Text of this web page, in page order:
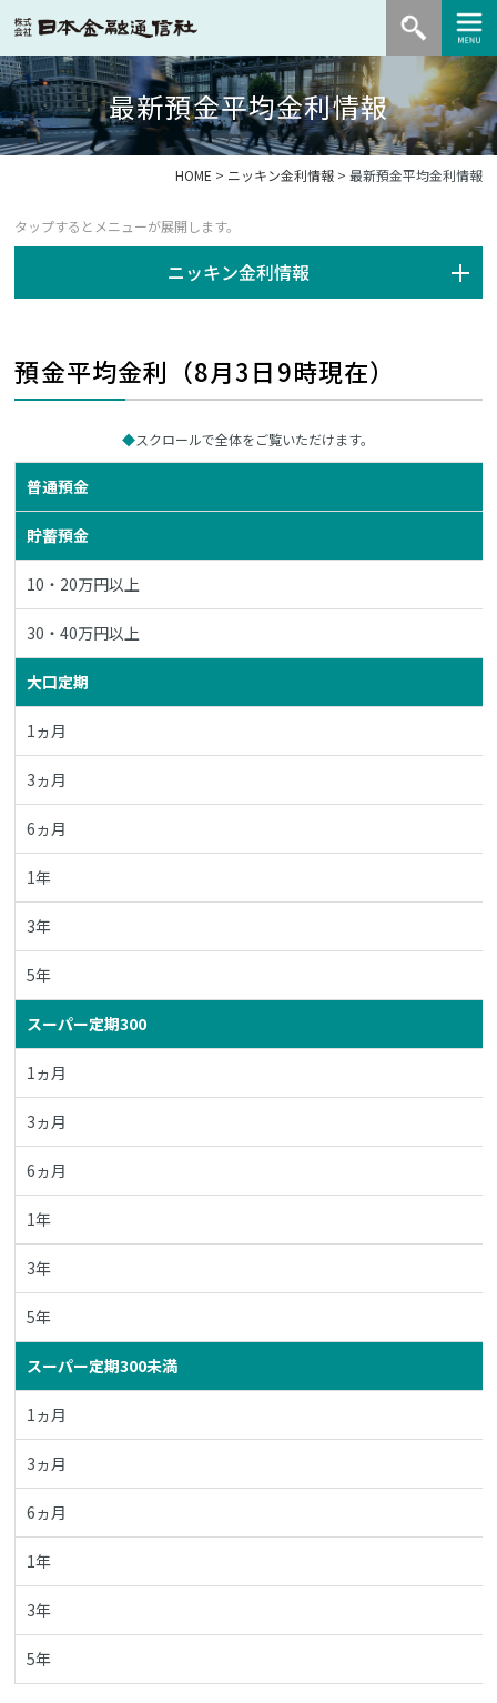
最新預金平均金利情報
HOME > ニッキン金利情報> 最新預金平均金利情報
ニッキン金利情報
預金平均金利（8月3日9時現在）
スクロールで全体をご覧いただけます。
普通預金
貯蓄預金
10・20万円以上
30・40万円以上
大口定期
1ヵ月
3ヵ月
6ヵ月
1年
3年
5年
スーパー定期300
1ヵ月
3ヵ月
6ヵ月
1年
3年
5年
スーパー定期300未満
1ヵ月
3ヵ月
6ヵ月
1年
3年
5年